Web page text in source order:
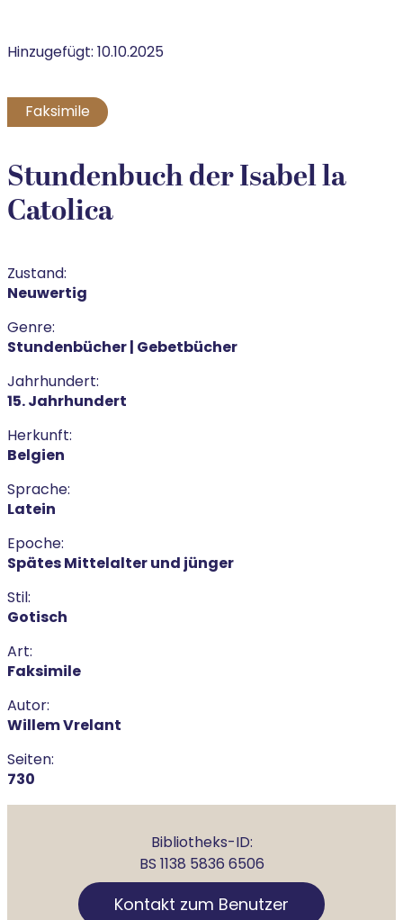
Hinzugefügt:10.10.2025
Faksimile
Stundenbuch der Isabel la
Catolica
Zustand:
Neuwertig
Genre:
Stundenbücher | Gebetbücher
Jahrhundert:
15. Jahrhundert
Herkunft:
Belgien
Sprache:
Latein
Epoche:
Spätes Mittelalter und jünger
Stil:
Gotisch
Art:
Faksimile
Autor:
Willem Vrelant
Seiten:
730
Bibliotheks-ID:
BS 1138 5836 6506
Kontakt zum Benutzer